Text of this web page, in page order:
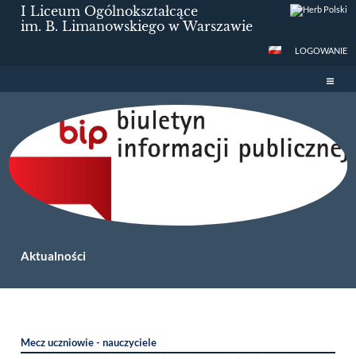
I Liceum Ogólnokształcące
im. B. Limanowskiego w Warszawie
LOGOWANIE
Aktualności
Mecz uczniowie - nauczyciele